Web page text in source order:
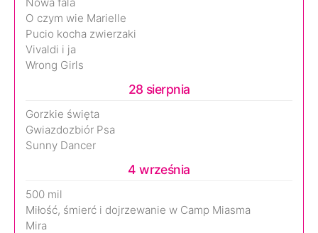
O czym wie Marielle
Pucio kocha zwierzaki
Vivaldi i ja
Wrong Girls
28 sierpnia
Gorzkie święta
Gwiazdozbiór Psa
Sunny Dancer
4 września
500 mil
Miłość, śmierć i dojrzewanie w Camp Miasma
Mira